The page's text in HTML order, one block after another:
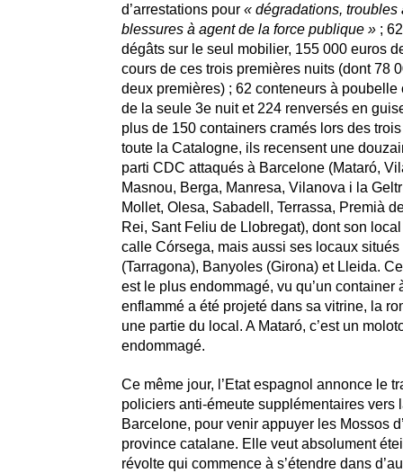
d’arrestations pour « dégradations, troubles
blessures à agent de la force publique »; 62
dégâts sur le seul mobilier, 155 000 euros
cours de ces trois premières nuits (dont 78
deux premières) ; 62 conteneurs à poubelle
de la seule 3e nuit et 224 renversés en
plus de 150 containers cramés lors des
toute la Catalogne, ils recensent une
parti CDC attaqués à Barcelone (Mataró,
Masnou, Berga, Manresa, Vilanova i la
Mollet, Olesa, Sabadell, Terrassa, Premià
Rei, Sant Feliu de Llobregat), dont son
calle Córsega, mais aussi ses locaux
(Tarragona), Banyoles (Girona) et Lleida.
est le plus endommagé, vu qu’un container
enflammé a été projeté dans sa vitrine, la
une partie du local. A Mataró, c’est un
endommagé.
Ce même jour, l’Etat espagnol annonce le
policiers anti-émeute supplémentaires vers
Barcelone, pour venir appuyer les Mossos
province catalane. Elle veut absolument
révolte qui commence à s’étendre dans